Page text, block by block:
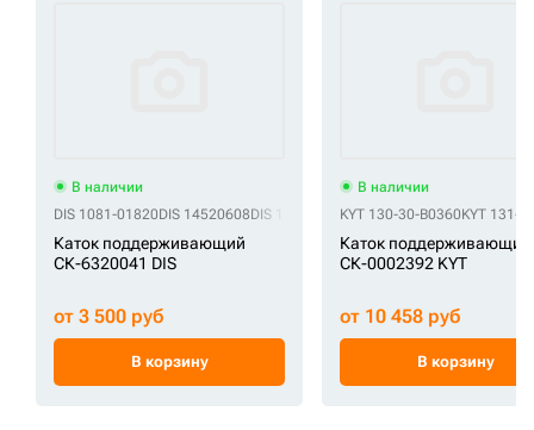
В наличии
DIS 1081-01820DIS 14520608DIS 14527124DIS 14693120DIS
Каток поддерживающий
СК-6320041 DIS
от 3 500 руб
В корзину
В наличии
KYT 130-30-B0360KYT 131-
Каток поддерживающий
СК-0002392 KYT
от 10 458 руб
В корзину